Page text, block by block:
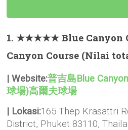
1. ★★★★★ Blue Canyon
Canyon Course (Nilai
| Website:普吉島Blue
球場)高爾夫球場
| Lokasi:165 Thep Krasattri
District, Phuket 83110,